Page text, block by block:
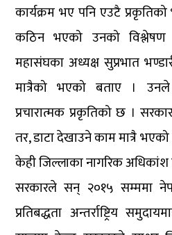
कार्यक्रम भए पनि एउटै
कठिन भएको उनको
महासंघका अध्यक्ष सुप्रभात
मात्रैको भएको बताए । उनले
प्रचारात्मक प्रकृतिको छ ।
तर, डाटा देखाउने काम मात्रै
केही जिल्लाका नागरिक अधिकांश
सरकारले सन् २०१५ सम्ममा
प्रतिबद्धता अन्तर्राष्ट्रिय